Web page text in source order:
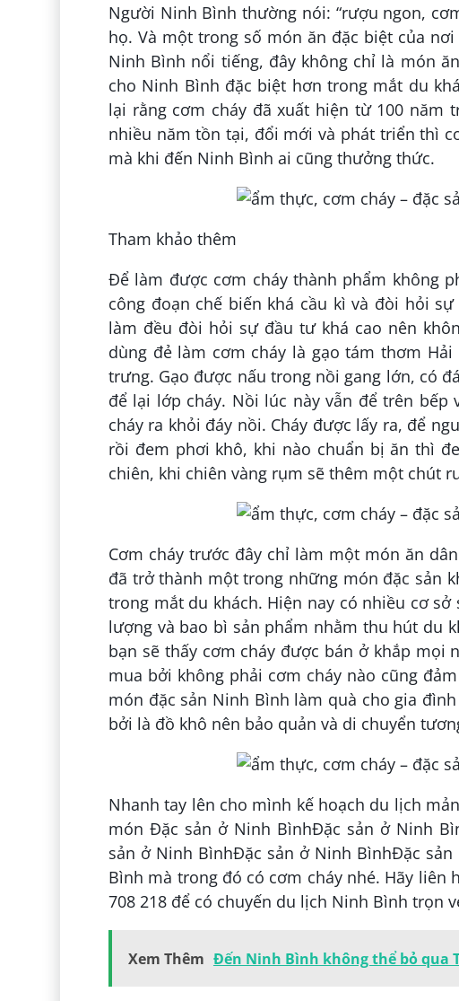
Người Ninh Bình thường nói: “rượu ngon,
họ. Và một trong số món ăn đặc biệt của
Ninh Bình nổi tiếng, đây không chỉ là món
cho Ninh Bình đặc biệt hơn trong mắt du
lại rằng cơm cháy đã xuất hiện từ 100 năm
nhiều năm tồn tại, đổi mới và phát triển thì
mà khi đến Ninh Bình ai cũng thưởng thức.
Tham khảo thêm
Để làm được cơm cháy thành phẩm không
công đoạn chế biến khá cầu kì và đòi hỏi
làm đều đòi hỏi sự đầu tư khá cao nên
dùng đẻ làm cơm cháy là gạo tám thơm
trưng. Gạo được nấu trong nồi gang lớn, có
để lại lớp cháy. Nồi lúc này vẫn để trên bếp
cháy ra khỏi đáy nồi. Cháy được lấy ra, để
rồi đem phơi khô, khi nào chuẩn bị ăn thì
chiên, khi chiên vàng rụm sẽ thêm một chút
Cơm cháy trước đây chỉ làm một món ăn
đã trở thành một trong những món đặc sản
trong mắt du khách. Hiện nay có nhiều cơ
lượng và bao bì sản phẩm nhằm thu hút du
bạn sẽ thấy cơm cháy được bán ở khắp
mua bởi không phải cơm cháy nào cũng
món đặc sản Ninh Bình làm quà cho gia
bởi là đồ khô nên bảo quản và di chuyển
Nhanh tay lên cho mình kế hoạch du lịch
món Đặc sản ở Ninh BìnhĐặc sản ở Ninh
sản ở Ninh BìnhĐặc sản ở Ninh BìnhĐặc
Bình mà trong đó có cơm cháy nhé. Hãy liên
708 218 để có chuyến du lịch Ninh Bình trọn
Xem Thêm Đến Ninh Bình không thể bỏ qua